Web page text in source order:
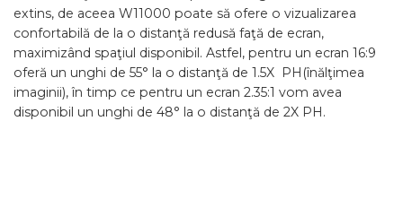
extins, de aceea W11000 poate să ofere o vizualizarea
confortabilă de la o distanţă redusă faţă de ecran,
maximizând spaţiul disponibil. Astfel, pentru un ecran 16:9
oferă un unghi de 55° la o distanţă de 1.5X PH(înălţimea
imaginii), în timp ce pentru un ecran 2.35:1 vom avea
disponibil un unghi de 48° la o distanţă de 2X PH.